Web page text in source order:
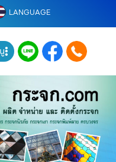
LANGUAGE